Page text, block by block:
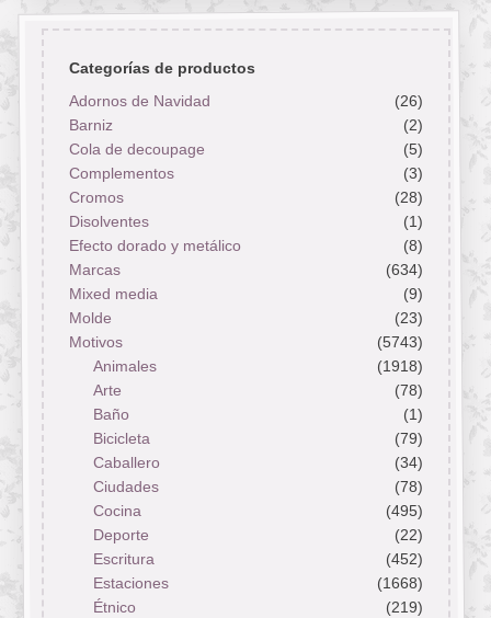
Categorías de productos
Adornos de Navidad
(26)
Barniz
(2)
Cola de decoupage
(5)
Complementos
(3)
Cromos
(28)
Disolventes
(1)
Efecto dorado y metálico
(8)
Marcas
(634)
Mixed media
(9)
Molde
(23)
Motivos
(5743)
Animales
(1918)
Arte
(78)
Baño
(1)
Bicicleta
(79)
Caballero
(34)
Ciudades
(78)
Cocina
(495)
Deporte
(22)
Escritura
(452)
Estaciones
(1668)
Étnico
(219)